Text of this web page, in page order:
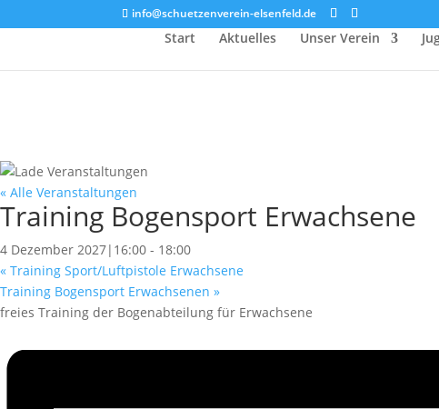
info@schuetzenverein-elsenfeld.de
Start Aktuelles Unser Verein
« Alle Veranstaltungen
Training Bogensport Erwachsene
4 Dezember 2027|16:00 - 18:00
« Training Sport/Luftpistole Erwachsene
Training Bogensport Erwachsenen »
freies Training der Bogenabteilung für Erwachsene